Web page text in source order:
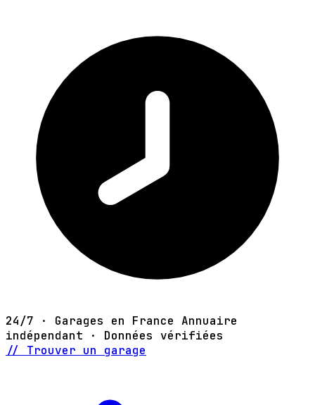
24/7 · Garages en France Annuaire
indépendant · Données vérifiées
// Trouver un garage